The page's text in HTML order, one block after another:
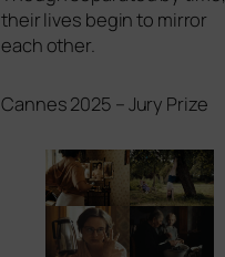
their lives begin to mir­ror
each other.
Cannes 2025 – Jury Prize